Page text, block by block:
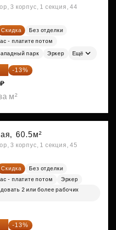
3 корпус, 1 секция, 44
Скидка
Без отделки
- платите потом
парк Эркер Ещё
₽ -13%
м²
60.5м²
3 корпус, 1 секция, 45
Скидка
Без отделки
- платите потом
Эркер
2 или более рабочих
₽ -13%